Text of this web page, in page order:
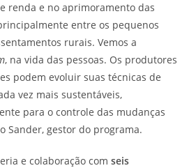
renda e no aprimoramento das
entre os pequenos
rurais. Vemos a
, na vida das pessoas. Os produtores
podem evoluir suas técnicas de
vez mais sustentáveis,
para o controle das mudanças
Sander, gestor do programa.
e colaboração comseis